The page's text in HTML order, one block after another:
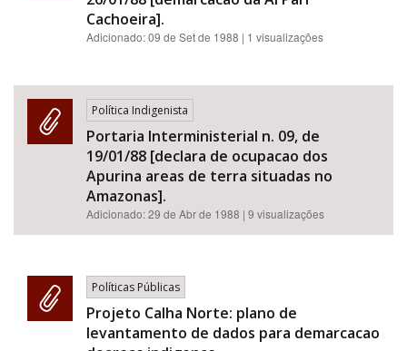
Cachoeira].
Adicionado:09 de Set de 1988 | 1 visualizações
Política Indigenista
Portaria Interministerial n. 09, de
19/01/88 [declara de ocupacao dos
Apurina areas de terra situadas no
Amazonas].
Adicionado:29 de Abr de 1988 | 9 visualizações
Políticas Públicas
Projeto Calha Norte: plano de
levantamento de dados para demarcacao